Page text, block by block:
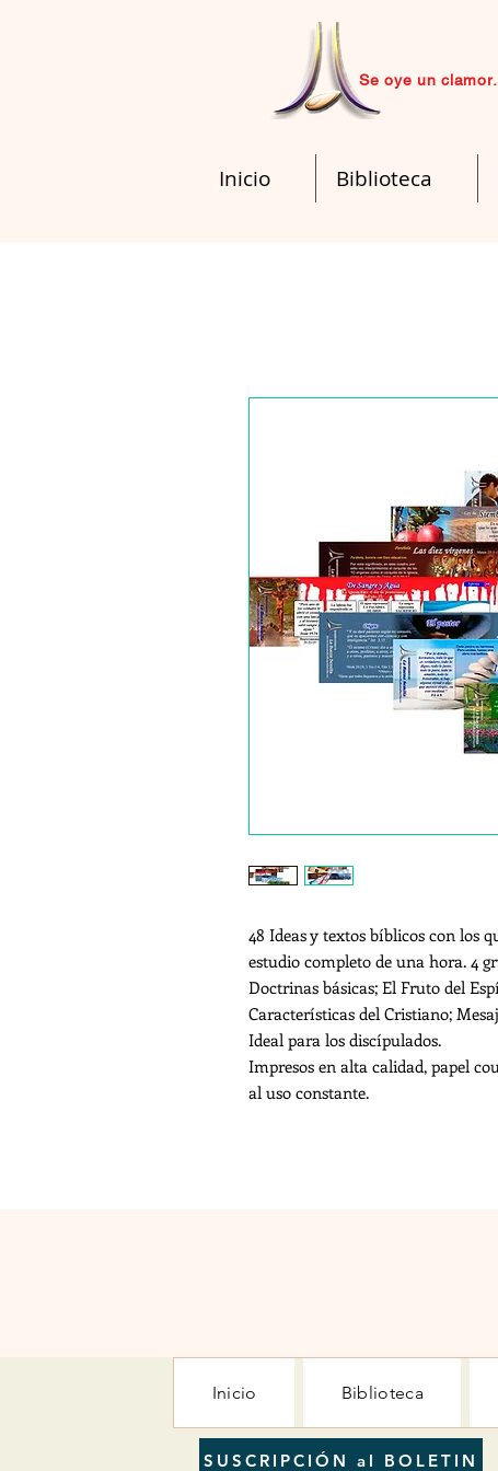
Se oye un
Inicio Biblioteca
48 Ideas y textos bíblicos con los
estudio completo de una hora. 4
Doctrinas básicas; El Fruto del
Características del Cristiano;
Ideal para los discípulados.
Impresos en alta calidad, papel
al uso constante.
Inicio Biblioteca
SUSCRIPCIÓN al BOLETIN